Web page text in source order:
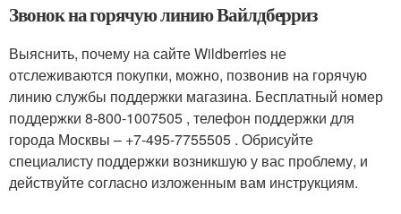
Звонок на горячую линию Вайлдберриз
Выяснить, почему на сайте Wildberries не
отслеживаются покупки, можно, позвонив на горячую
линию службы поддержки магазина. Бесплатный номер
поддержки 8-800-1007505 , телефон поддержки для
города Москвы – +7-495-7755505 . Обрисуйте
специалисту поддержки возникшую у вас проблему, и
действуйте согласно изложенным вам инструкциям.